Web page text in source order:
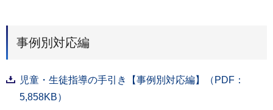
事例別対応編
児童・生徒指導の手引き【事例別対応編】（PDF：
5,858KB）